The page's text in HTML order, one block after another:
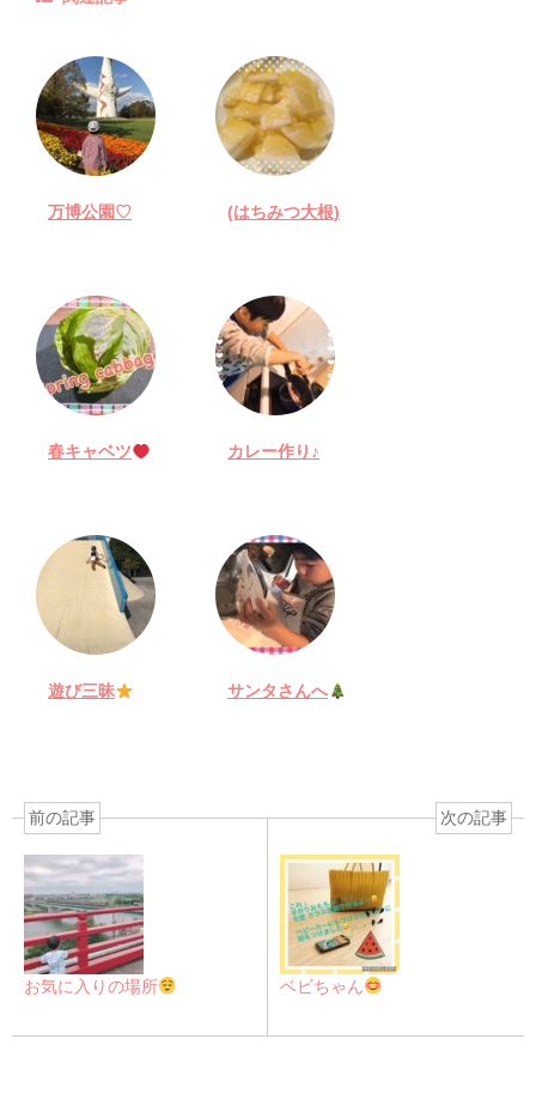
万博公園♡ (はちみつ大根)
春キャベツ カレー作り♪
遊び三昧 サンタさんへ
前の記事
お気に入りの場所
次の記事
ベビちゃん